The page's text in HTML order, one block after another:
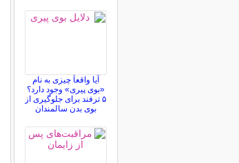
آیا واقعاً چیزی به نام
«بوی پیری» وجود دارد؟
۵ ترفند برای جلوگیری از
بوی بدن سالمندان